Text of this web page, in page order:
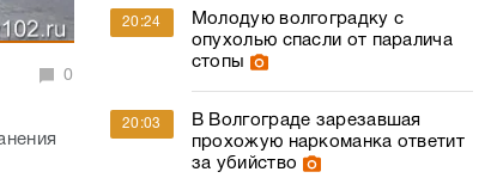
0
20:24
Молодую волгоградку с
опухолью спасли от паралича
стопы
20:03
В Волгограде зарезавшая
прохожую наркоманка ответит
за убийство